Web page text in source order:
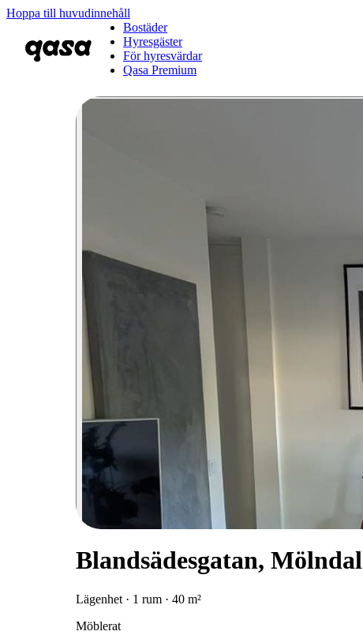
Hoppa till huvudinnehåll
Bostäder
Hyresgäster
För hyresvärdar
Qasa Premium
Blandsädesgatan, Mölndal
Lägenhet · 1 rum · 40 m²
Möblerat